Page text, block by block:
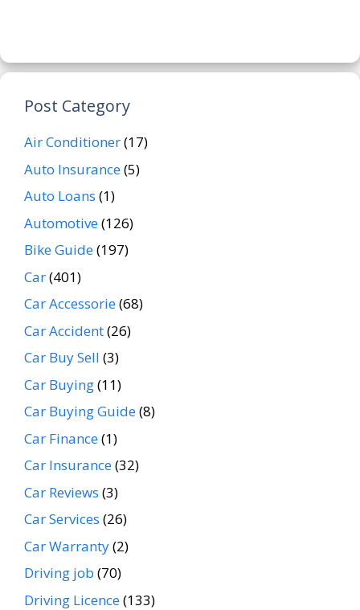
Post Category
Air Conditioner(17)
Auto Insurance(5)
Auto Loans (1)
Automotive(126)
Bike Guide(197)
Car(401)
Car Accessorie(68)
Car Accident(26)
Car Buy Sell (3)
Car Buying(11)
Car Buying Guide(8)
Car Finance(1)
Car Insurance(32)
Car Reviews (3)
Car Services (26)
Car Warranty(2)
Driving job (70)
Driving Licence(133)